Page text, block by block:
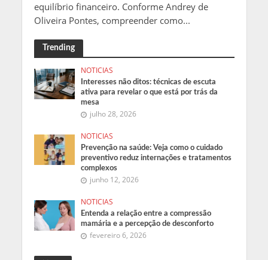
equilíbrio financeiro. Conforme Andrey de
Oliveira Pontes, compreender como...
Trending
NOTICIAS
Interesses não ditos: técnicas de escuta
ativa para revelar o que está por trás da
mesa
julho 28, 2026
NOTICIAS
Prevenção na saúde: Veja como o cuidado
preventivo reduz internações e tratamentos
complexos
junho 12, 2026
NOTICIAS
Entenda a relação entre a compressão
mamária e a percepção de desconforto
fevereiro 6, 2026